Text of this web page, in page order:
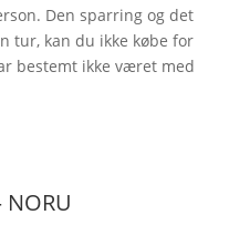
Den sparring og det
tur, kan du ikke købe for
bestemt ikke været med